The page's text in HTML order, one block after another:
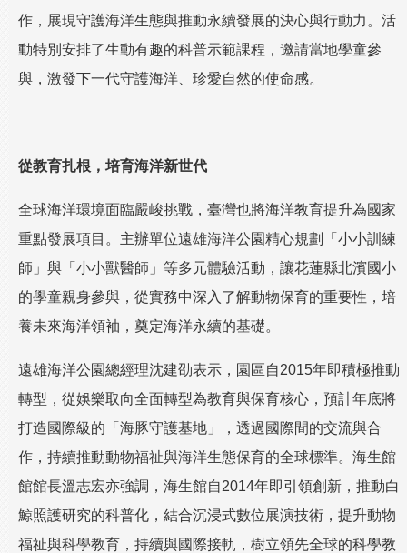
作，展現守護海洋生態與推動永續發展的決心與行動力。活
動特別安排了生動有趣的科普示範課程，邀請當地學童參
與，激發下一代守護海洋、珍愛自然的使命感。
從教育扎根，培育海洋新世代
全球海洋環境面臨嚴峻挑戰，臺灣也將海洋教育提升為國家
重點發展項目。主辦單位遠雄海洋公園精心規劃「小小訓練
師」與「小小獸醫師」等多元體驗活動，讓花蓮縣北濱國小
的學童親身參與，從實務中深入了解動物保育的重要性，培
養未來海洋領袖，奠定海洋永續的基礎。
遠雄海洋公園總經理沈建劭表示，園區自2015年即積極推動
轉型，從娛樂取向全面轉型為教育與保育核心，預計年底將
打造國際級的「海豚守護基地」，透過國際間的交流與合
作，持續推動動物福祉與海洋生態保育的全球標準。海生館
館館長溫志宏亦強調，海生館自2014年即引領創新，推動白
鯨照護研究的科普化，結合沉浸式數位展演技術，提升動物
福祉與科學教育，持續與國際接軌，樹立領先全球的科學教